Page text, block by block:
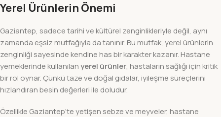
Yerel Ürünlerin Önemi
Gaziantep, sadece tarihi ve kültürel zenginlikleriyle değil, aynı
zamanda eşsiz mutfağıyla da tanınır. Bu mutfak, yerel ürünlerin
zenginliği sayesinde kendine has bir karakter kazanır. Hastane
yemeklerinde kullanılanyerel ürünler, hastaların sağlığı için kritik
bir rol oynar. Çünkü taze ve doğal gıdalar, iyileşme süreçlerini
hızlandıran besin değerleri ile doludur.
Özellikle Gaziantep’te yetişen sebze ve meyveler, hastane